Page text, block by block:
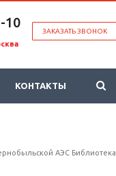
ЗАКАЗАТЬ ЗВОНОК
10
КОНТАКТЫ
АЭС Библиотека